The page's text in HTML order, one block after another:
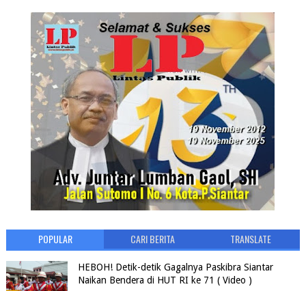
POPULAR CARI BERITA TRANSLATE
HEBOH! Detik-detik Gagalnya Paskibra Siantar
Naikan Bendera di HUT RI ke 71 ( Video )